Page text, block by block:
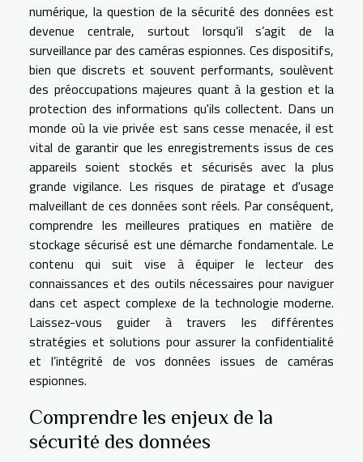
numérique, la question de la sécurité des données est
devenue centrale, surtout lorsqu’il s’agit de la
surveillance par des caméras espionnes. Ces dispositifs,
bien que discrets et souvent performants, soulèvent
des préoccupations majeures quant à la gestion et la
protection des informations qu'ils collectent. Dans un
monde où la vie privée est sans cesse menacée, il est
vital de garantir que les enregistrements issus de ces
appareils soient stockés et sécurisés avec la plus
grande vigilance. Les risques de piratage et d'usage
malveillant de ces données sont réels. Par conséquent,
comprendre les meilleures pratiques en matière de
stockage sécurisé est une démarche fondamentale. Le
contenu qui suit vise à équiper le lecteur des
connaissances et des outils nécessaires pour naviguer
dans cet aspect complexe de la technologie moderne.
Laissez-vous guider à travers les différentes
stratégies et solutions pour assurer la confidentialité
et l’intégrité de vos données issues de caméras
espionnes.
Comprendre les enjeux de la
sécurité des données